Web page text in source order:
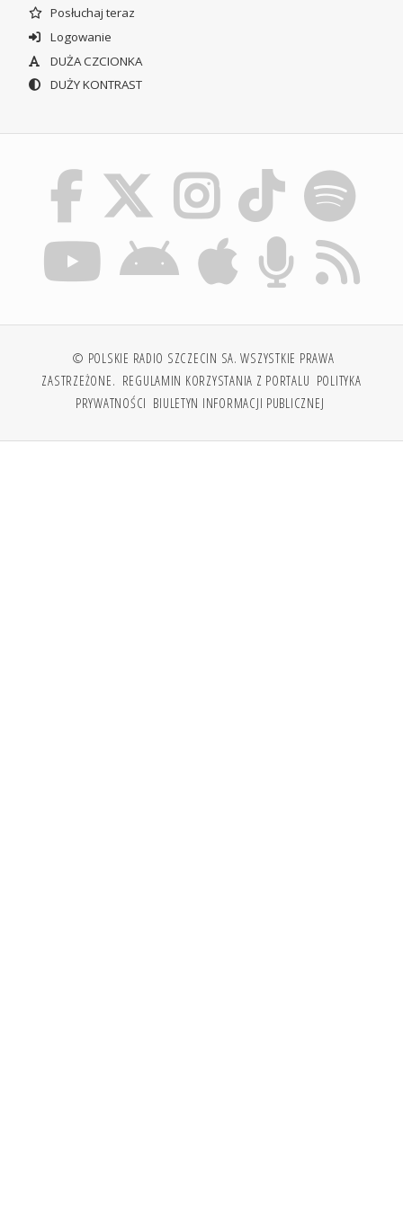
Posłuchaj teraz
Logowanie
DUŻA CZCIONKA
DUŻY KONTRAST
© POLSKIE RADIO SZCZECIN SA. WSZYSTKIE PRAWA
ZASTRZEŻONE. REGULAMIN KORZYSTANIA Z PORTALU POLITYKA
PRYWATNOŚCI BIULETYN INFORMACJI PUBLICZNEJ